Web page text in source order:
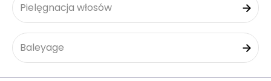
Pielęgnacja włosów
Baleyage